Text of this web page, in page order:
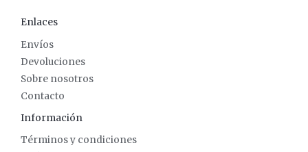
Enlaces
Envíos
Devoluciones
Sobre nosotros
Contacto
Información
Términos y condiciones